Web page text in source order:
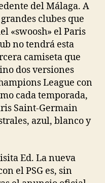
del Málaga. A
clubes que
«swoosh» el Paris
no tendrá esta
camiseta que
dos versiones
League con
cada temporada,
Saint-Germain
azul, blanco y
Ed. La nueva
el PSG es, sin